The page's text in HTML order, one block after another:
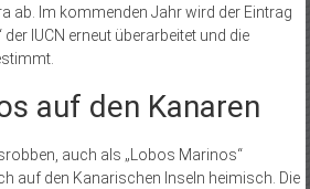
ab. Im kommenden Jahr wird der Eintrag
der IUCN erneut überarbeitet und die
auf den Kanaren
auch als „Lobos Marinos“
auf den Kanarischen Inseln heimisch. Die